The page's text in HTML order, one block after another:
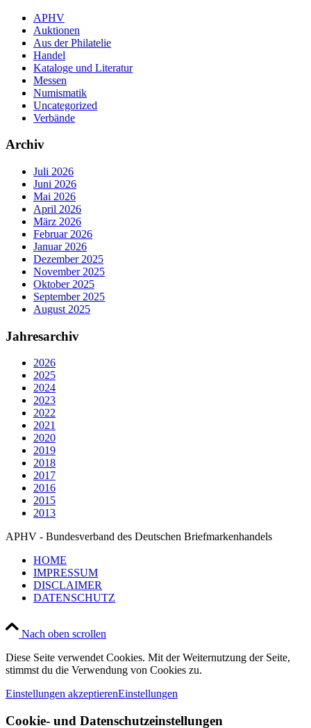
APHV
Auktionen
Aus der Philatelie
Handel
Kataloge und Literatur
Messen
Numismatik
Uncategorized
Verbände
Archiv
Juli 2026
Juni 2026
Mai 2026
April 2026
März 2026
Februar 2026
Januar 2026
Dezember 2025
November 2025
Oktober 2025
September 2025
August 2025
Jahresarchiv
2026
2025
2024
2023
2022
2021
2020
2019
2018
2017
2016
2015
2013
APHV - Bundesverband des Deutschen Briefmarkenhandels
HOME
IMPRESSUM
DISCLAIMER
DATENSCHUTZ
Nach oben scrollen
Diese Seite verwendet Cookies. Mit der Weiternutzung der Seite,
stimmst du die Verwendung von Cookies zu.
Einstellungen akzeptierenEinstellungen
Cookie- und Datenschutzeinstellungen